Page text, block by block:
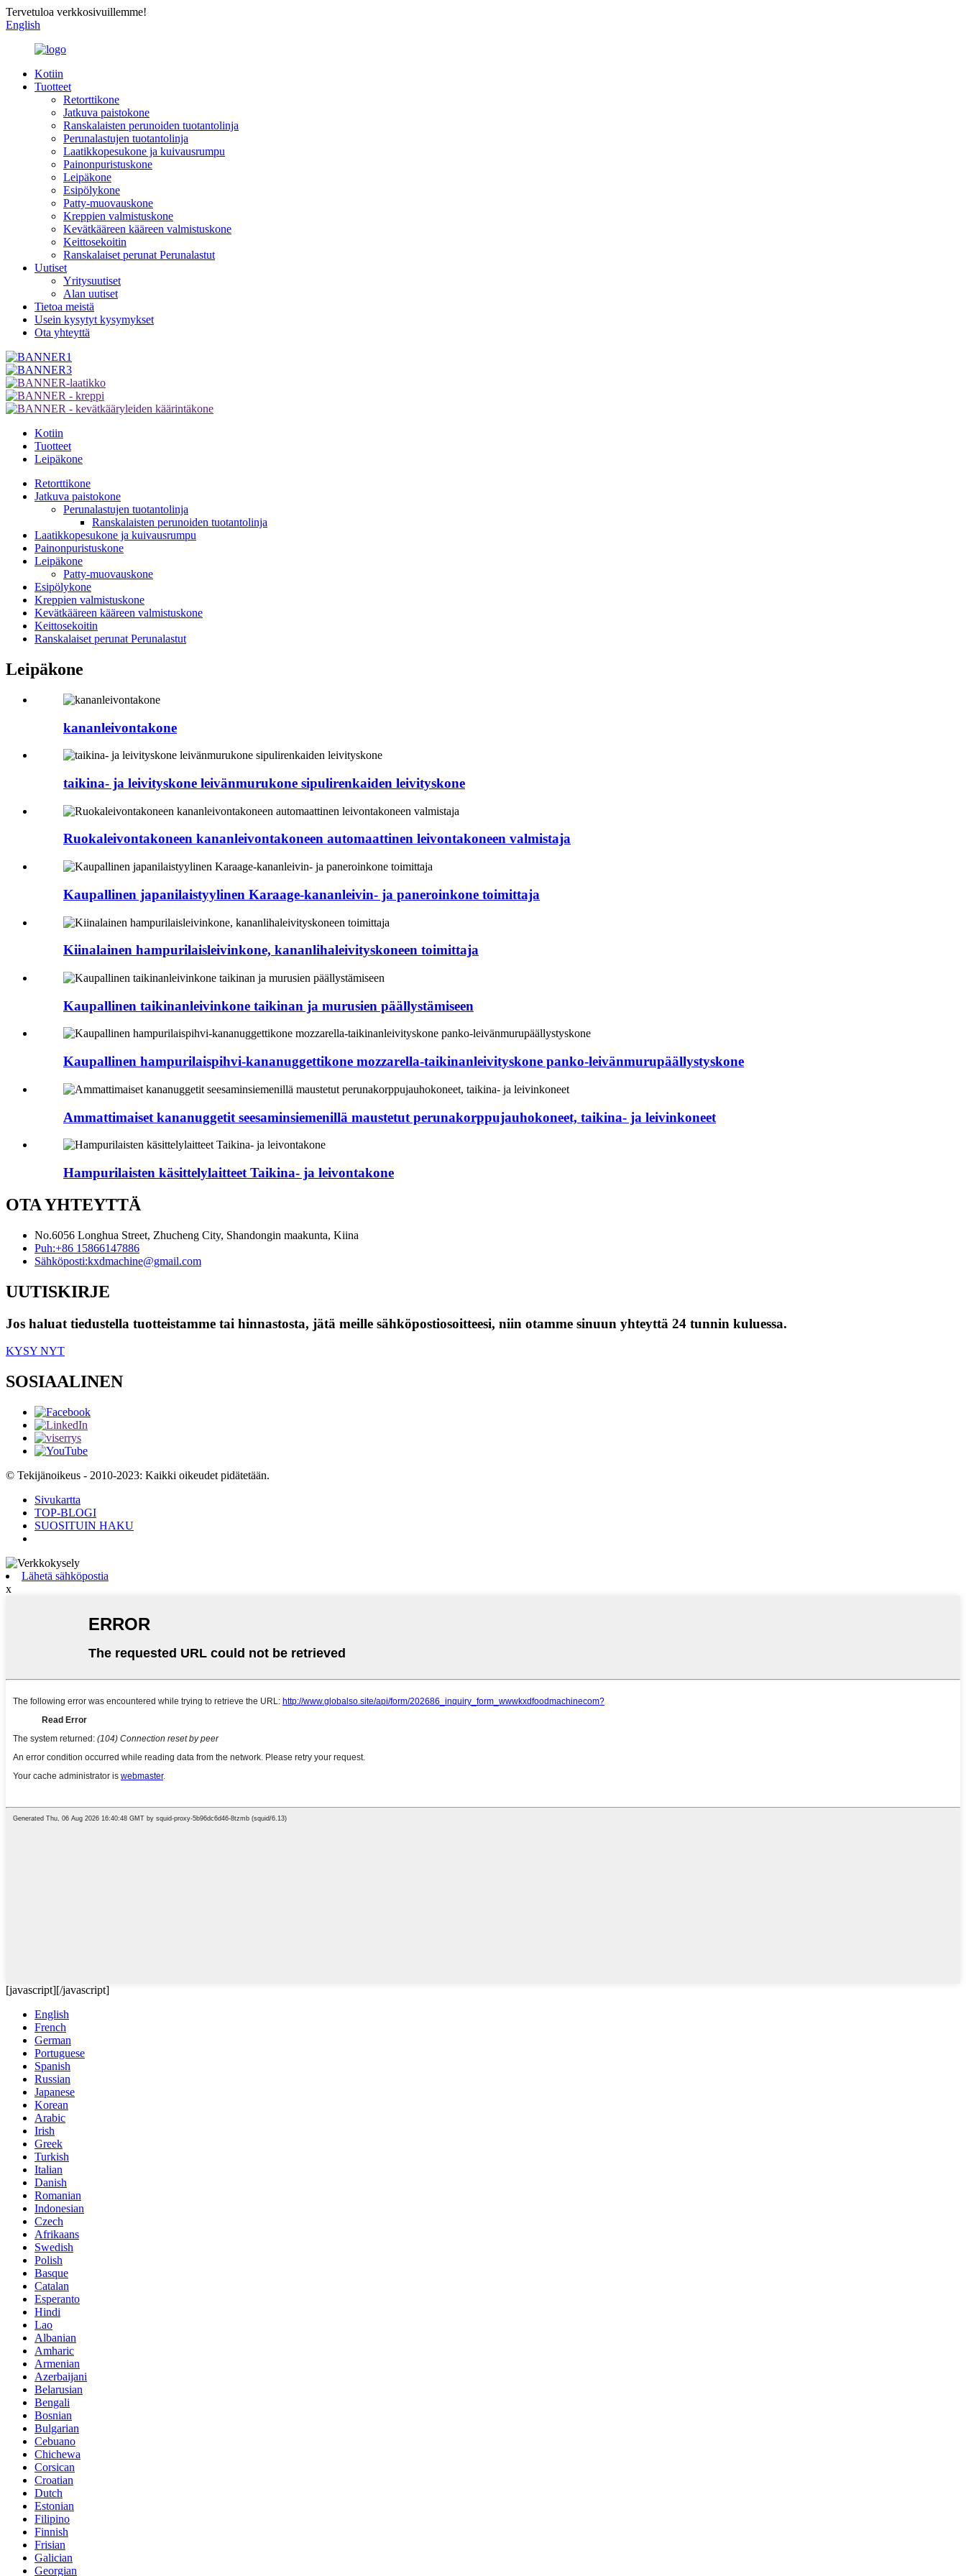
Tervetuloa verkkosivuillemme!
English
Kotiin
Tuotteet
Retorttikone
Jatkuva paistokone
Ranskalaisten perunoiden tuotantolinja
Perunalastujen tuotantolinja
Laatikkopesukone ja kuivausrumpu
Painonpuristuskone
Leipäkone
Esipölykone
Patty-muovauskone
Kreppien valmistuskone
Kevätkääreen kääreen valmistuskone
Keittosekoitin
Ranskalaiset perunat Perunalastut
Uutiset
Yritysuutiset
Alan uutiset
Tietoa meistä
Usein kysytyt kysymykset
Ota yhteyttä
Kotiin
Tuotteet
Leipäkone
Retorttikone
Jatkuva paistokone
Perunalastujen tuotantolinja
Ranskalaisten perunoiden tuotantolinja
Laatikkopesukone ja kuivausrumpu
Painonpuristuskone
Leipäkone
Patty-muovauskone
Esipölykone
Kreppien valmistuskone
Kevätkääreen kääreen valmistuskone
Keittosekoitin
Ranskalaiset perunat Perunalastut
Leipäkone
kananleivontakone
taikina- ja leivityskone leivänmurukone sipulirenkaiden leivityskone
Ruokaleivontakoneen kananleivontakoneen automaattinen leivontakoneen valmistaja
Kaupallinen japanilaistyylinen Karaage-kananleivin- ja paneroinkone toimittaja
Kiinalainen hampurilaisleivinkone, kananlihaleivityskoneen toimittaja
Kaupallinen taikinanleivinkone taikinan ja murusien päällystämiseen
Kaupallinen hampurilaispihvi-kananuggettikone mozzarella-taikinanleivityskone panko-leivänmurupäällystyskone
Ammattimaiset kananuggetit seesaminsiemenillä maustetut perunakorppujauhokoneet, taikina- ja leivinkoneet
Hampurilaisten käsittelylaitteet Taikina- ja leivontakone
OTA YHTEYTTÄ
No.6056 Longhua Street, Zhucheng City, Shandongin maakunta, Kiina
Puh:+86 15866147886
Sähköposti:kxdmachine@gmail.com
UUTISKIRJE
Jos haluat tiedustella tuotteistamme tai hinnastosta, jätä meille sähköpostiosoitteesi, niin otamme sinuun yhteyttä 24 tunnin kuluessa.
KYSY NYT
SOSIAALINEN
© Tekijänoikeus - 2010-2023: Kaikki oikeudet pidätetään.
Sivukartta
TOP-BLOGI
SUOSITUIN HAKU
Lähetä sähköpostia
x
[javascript][/javascript]
English
French
German
Portuguese
Spanish
Russian
Japanese
Korean
Arabic
Irish
Greek
Turkish
Italian
Danish
Romanian
Indonesian
Czech
Afrikaans
Swedish
Polish
Basque
Catalan
Esperanto
Hindi
Lao
Albanian
Amharic
Armenian
Azerbaijani
Belarusian
Bengali
Bosnian
Bulgarian
Cebuano
Chichewa
Corsican
Croatian
Dutch
Estonian
Filipino
Finnish
Frisian
Galician
Georgian